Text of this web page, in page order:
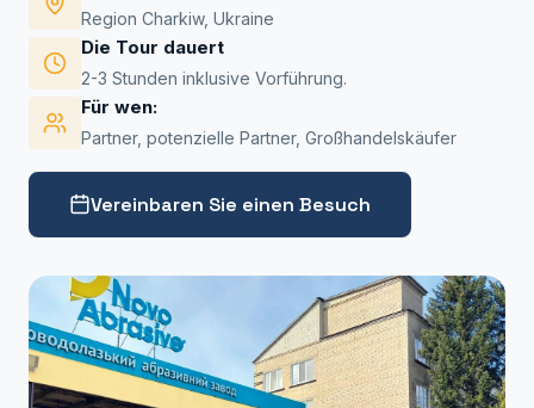
Region Charkiw, Ukraine
Die Tour dauert
2-3 Stunden inklusive Vorführung.
Für wen:
Partner, potenzielle Partner, Großhandelskäufer
Vereinbaren Sie einen Besuch